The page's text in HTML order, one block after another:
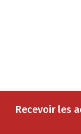
Recevoir les